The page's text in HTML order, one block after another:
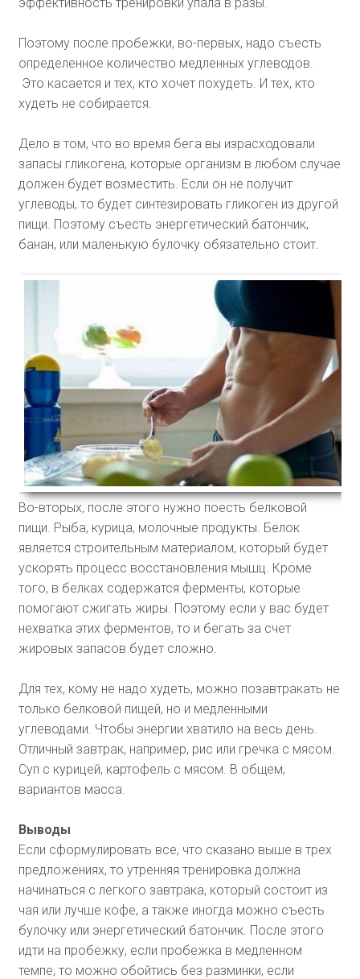
Поэтому после пробежки, во-первых, надо съесть
определенное количество медленных углеводов.
Это касается и тех, кто хочет похудеть. И тех, кто
худеть не собирается.
Дело в том, что во время бега вы израсходовали
запасы гликогена, которые организм в любом случае
должен будет возместить. Если он не получит
углеводы, то будет синтезировать гликоген из другой
пищи. Поэтому съесть энергетический батончик,
банан, или маленькую булочку обязательно стоит.
Во-вторых, после этого нужно поесть белковой
пищи. Рыба, курица, молочные продукты. Белок
является строительным материалом, который будет
ускорять процесс восстановления мышц. Кроме
того, в белках содержатся ферменты, которые
помогают сжигать жиры. Поэтому если у вас будет
нехватка этих ферментов, то и бегать за счет
жировых запасов будет сложно.
Для тех, кому не надо худеть, можно позавтракать не
только белковой пищей, но и медленными
углеводами. Чтобы энергии хватило на весь день.
Отличный завтрак, например, рис или гречка с мясом.
Суп с курицей, картофель с мясом. В общем,
вариантов масса.
Выводы
Если сформулировать все, что сказано выше в трех
предложениях, то утренняя тренировка должна
начинаться с легкого завтрака, который состоит из
чая или лучше кофе, а также иногда можно съесть
булочку или энергетический батончик. После этого
идти на пробежку, если пробежка в медленном
темпе, то можно обойтись без разминки, если